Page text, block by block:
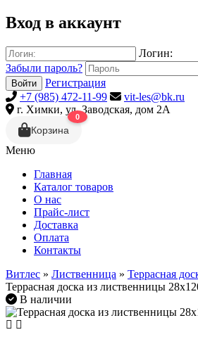
Вход в аккаунт
Логин:
Забыли пароль?
Войти
Регистрация
+7 (985) 472-11-99
vit-les@bk.ru
г. Химки, ул. Заводская, дом 2А
Корзина
0
Меню
Главная
Каталог товаров
О нас
Прайс-лист
Доставка
Оплата
Контакты
Витлес » Лиственница » Террасная
Террасная доска из лиственницы
В наличии